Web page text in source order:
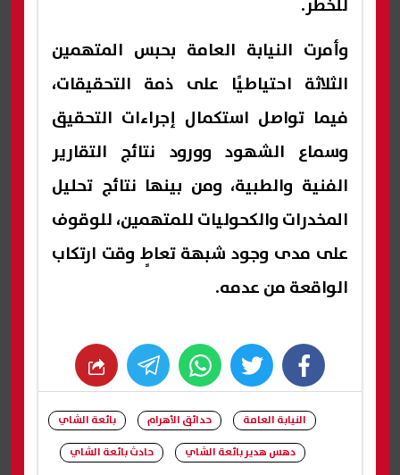
للخطر.
وأمرت النيابة العامة بحبس المتهمين
الثلاثة احتياطيًا على ذمة التحقيقات،
فيما تواصل استكمال إجراءات التحقيق
وسماع الشهود وورود نتائج التقارير
الفنية والطبية، ومن بينها نتائج تحليل
المخدرات والكحوليات للمتهمين، للوقوف
على مدى وجود شبهة تعاطٍ وقت ارتكاب
الواقعة من عدمه.
facebook
twitter
whats
النيابة العامة حدائق الأهرام
بائعة الشاي
دهس هدير بائعة الشاي
حادث بائعة الشاي